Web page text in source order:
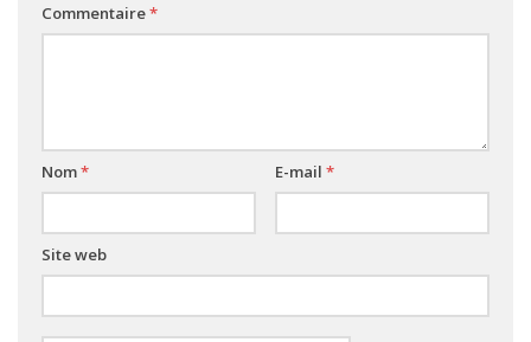
Commentaire*
Nom* E-mail *
Site web